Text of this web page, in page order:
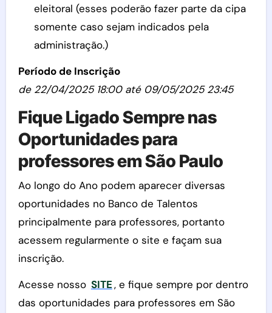
eleitoral (esses poderão fazer parte da cipa
somente caso sejam indicados pela
administração.)
Período de Inscrição
de 22/04/2025 18:00 até 09/05/2025 23:45
Fique Ligado Sempre nas
Oportunidades para
professores em São Paulo
Ao longo do Ano podem aparecer diversas
oportunidades no Banco de Talentos
principalmente para professores, portanto
acessem regularmente o site e façam sua
inscrição.
Acesse nosso SITE, e fique sempre por dentro
das oportunidades para professores em São